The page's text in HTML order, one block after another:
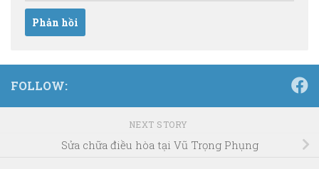
FOLLOW:
NEXT STORY
Sửa chữa điều hòa tại Vũ Trọng Phụng